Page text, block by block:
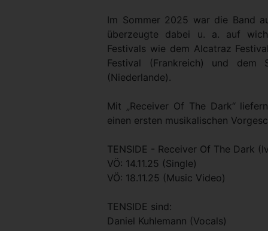
Im Sommer 2025 war die Band
überzeugte dabei u. a. auf
Festivals wie dem Alcatraz
Festival (Frankreich) und dem
(Niederlande).
Mit „Receiver Of The Dark“
einen ersten musikalischen
TENSIDE - Receiver Of The Dark
VÖ: 14.11.25 (Single)
VÖ: 18.11.25 (Music Video)
TENSIDE sind:
Daniel Kuhlemann (Vocals)